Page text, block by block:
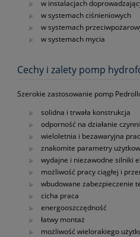
w instalacjach
w systemach ciśnieniowych
w systemach
w systemach mycia
Cechy i zalety pomp
Szerokie zastosowanie pomp
solidna i trwała konstrukcja
odporność na działanie
wieloletnia i bezawaryjna
znakomite parametry
wydajne i niezawodne silniki
możliwość pracy ciągłej i
wbudowane zabezpieczenie
cicha praca
energooszczędność
łatwy montaż
możliwość wielorakiego